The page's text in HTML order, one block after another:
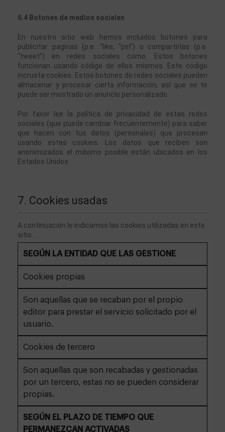
6.4 Botones de medios sociales
En nuestro sitio web hemos incluidos botones para
publicitar paginas (p.e. “like, “pin”) o compartirlas (p.e.
“tweet”) en redes sociales como. Estos botones
funcionan usando código de ellos mismos. Este código
incrusta cookies. Estos botones de redes sociales pueden
almacenar y procesar cierta información, así que se te
puede ser mostrado un anuncio personalizado.
Por favor lee la política de privacidad de estas redes
sociales (que puede cambiar frecuentemente) para saber
que hacen con tus datos (personales) que procesan
usando estas cookies. Los datos que reciben son
anonimizados el máximo posible están ubicados en los
Estados Unidos
7. Cookies usadas
A continuación le indicamos las cookies utilizadas en este
sitio.
SEGÚN LA ENTIDAD QUE LAS GESTIONE
Cookies propias
Son aquellas que se recaban por el propio
editor para prestar el servicio solicitado por el
usuario.
Cookies de tercero
Son aquellas que son recabadas y gestionadas
por un tercero, estas no se pueden considerar
propias.
SEGÚN EL PLAZO DE TIEMPO QUE
PERMANEZCAN ACTIVADAS